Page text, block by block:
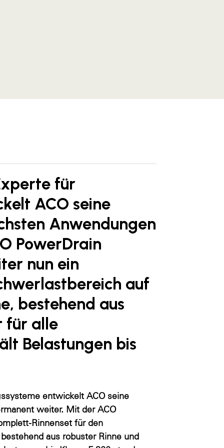
für
ACO seine
Anwendungen
PowerDrain
nun ein
auf
bestehend aus
für alle
Belastungen bis
entwickelt ACO seine
weiter. Mit der ACO
Rinnenset für den
aus robuster Rinne und